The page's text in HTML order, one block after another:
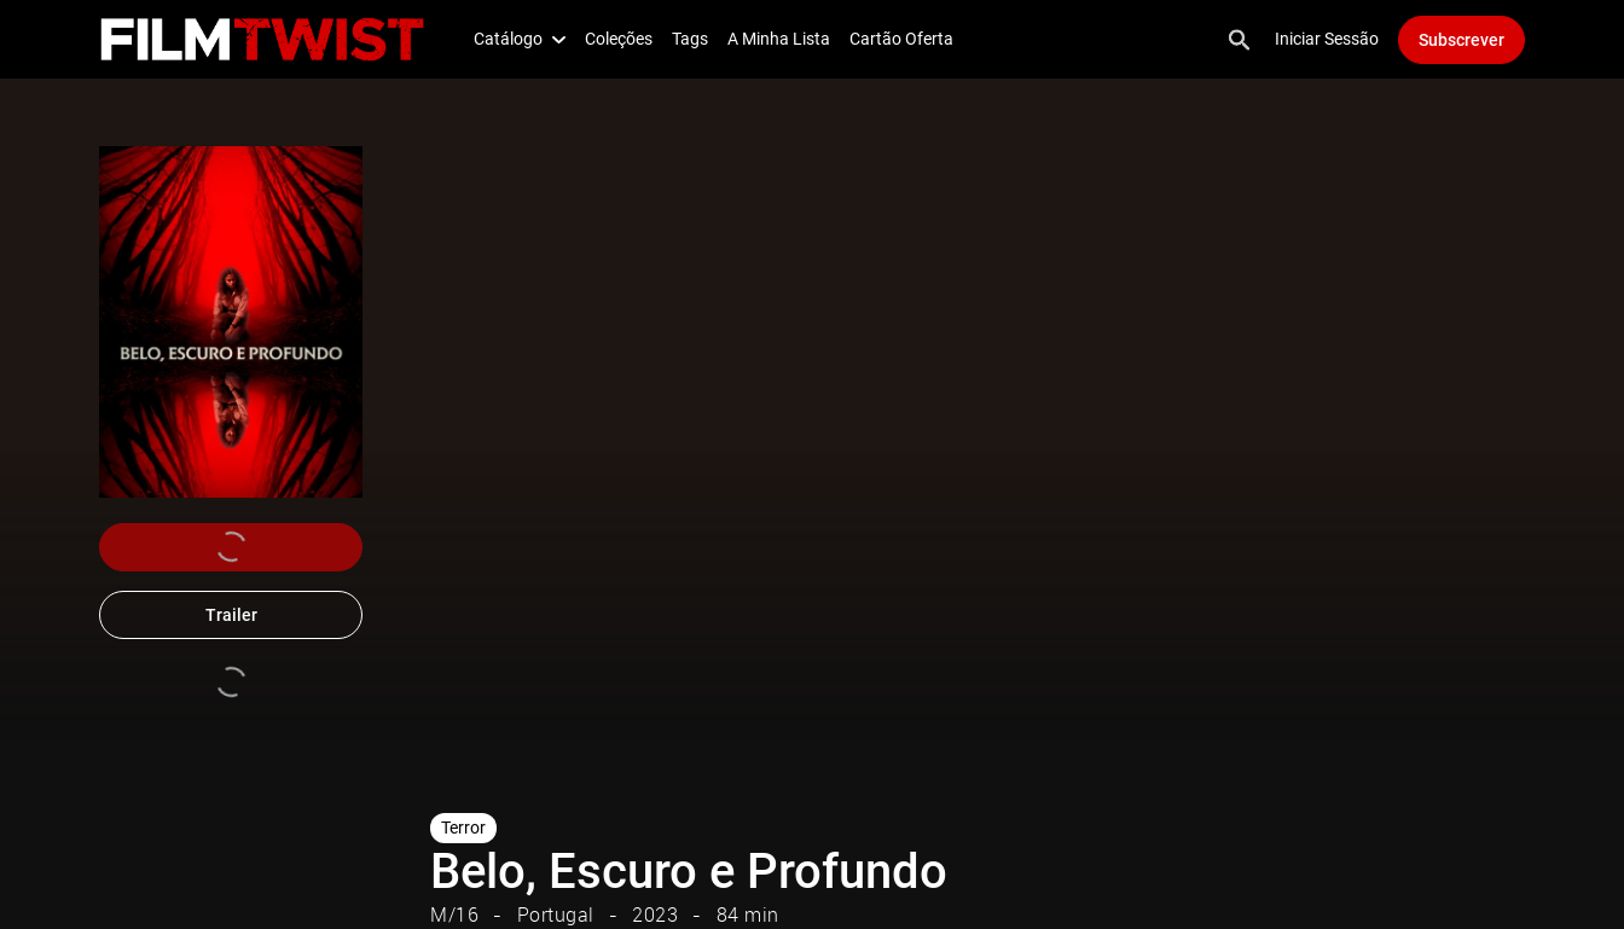
Catálogo Coleções Tags A Minha Lista Cartão Oferta Iniciar Sessão Subscrever
Trailer
Terror
Belo, Escuro e Profundo
M/16 Portugal 2023 84 min